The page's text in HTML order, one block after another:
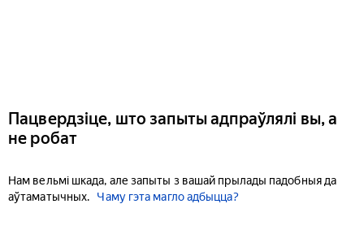
Пацвердзіце, што запыты адпраўлялі вы, а
не робат
Нам вельмі шкада, але запыты з вашай прылады падобныя да
аўтаматычных.
Чаму гэта магло адбыцца?